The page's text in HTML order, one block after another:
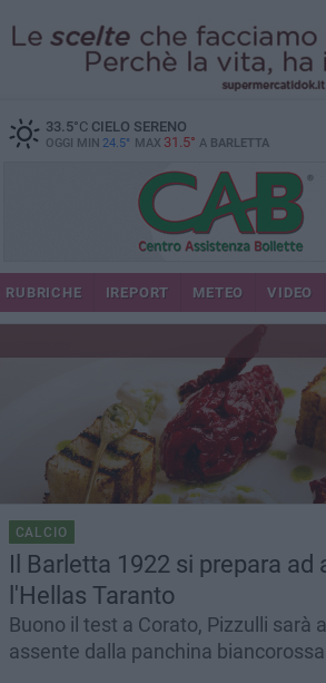
33.5°CCIELO SERENO
OGGI MIN 24.5° MAX 31.5° A BARLETTA
RUBRICHE IREPORT METEO VIDEO
CALCIO
Il Barletta 1922 si prepara ad
l'Hellas Taranto
Buono il test a Corato, Pizzulli sarà
assente dalla panchina biancorossa